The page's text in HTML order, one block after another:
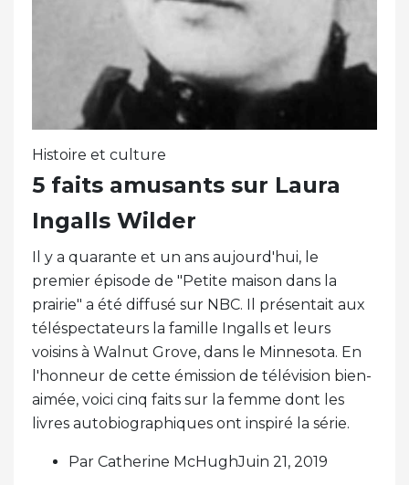
Histoire et culture
5 faits amusants sur Laura
Ingalls Wilder
Il y a quarante et un ans aujourd'hui, le
premier épisode de "Petite maison dans la
prairie" a été diffusé sur NBC. Il présentait aux
téléspectateurs la famille Ingalls et leurs
voisins à Walnut Grove, dans le Minnesota. En
l'honneur de cette émission de télévision bien-
aimée, voici cinq faits sur la femme dont les
livres autobiographiques ont inspiré la série.
Par Catherine McHughJuin 21, 2019